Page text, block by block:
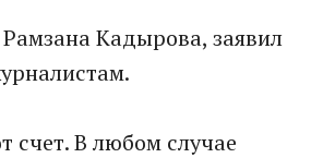
Кадырова, заявил
счет. В любом случае